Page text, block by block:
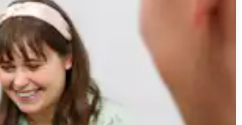
primes d'assiduité. L'attribution de ces primes permet de
planifiés au cours d'un mois civil, ou à cinq jours de salaire
le secteur de la santé, le service client et l'entreposage.